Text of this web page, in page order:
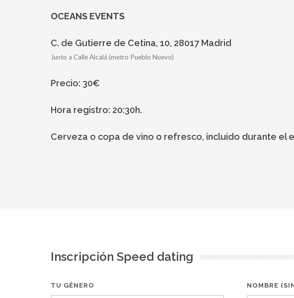
OCEANS EVENTS
C. de Gutierre de Cetina, 10, 28017 Madrid
Junto a Calle Alcalá (metro Pueblo Nuevo)
Precio: 30€
Hora registro: 20:30h.
Cerveza o copa de vino o refresco, incluido durante el
Inscripción Speed dating
TU GÉNERO NOMBRE